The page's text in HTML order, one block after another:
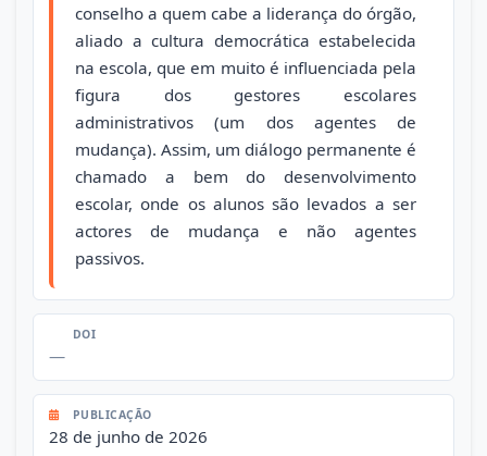
conselho a quem cabe a liderança do órgão,
aliado a cultura democrática estabelecida
na escola, que em muito é influenciada pela
figura dos gestores escolares
administrativos (um dos agentes de
mudança). Assim, um diálogo permanente é
chamado a bem do desenvolvimento
escolar, onde os alunos são levados a ser
actores de mudança e não agentes
passivos.
DOI
—
PUBLICAÇÃO
28 de junho de 2026